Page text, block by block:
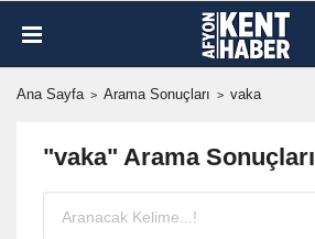
Ana Sayfa Arama Sonuçları vaka
"vaka" Arama Sonuçları